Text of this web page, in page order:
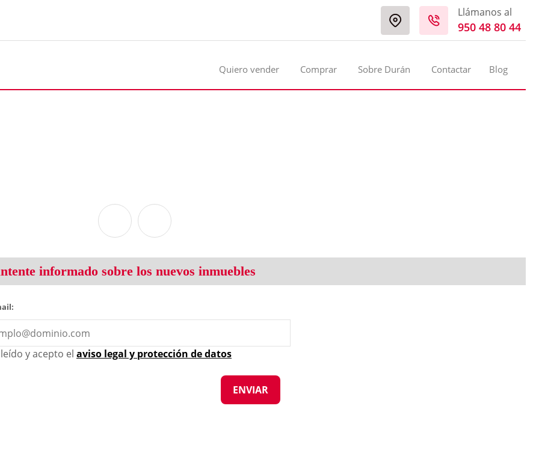
Llámanos al
950 48 80 44
Quiero vender Comprar Sobre Durán Contactar Blog
informado sobre los nuevos inmuebles
y acepto el aviso legal y protección de datos